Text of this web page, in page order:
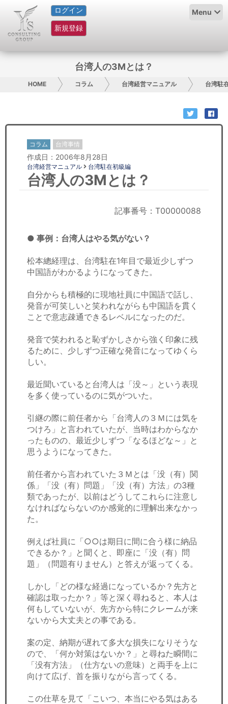
ログイン
新規登録
Menu
HOME
サービス紹介
グループ概要
日本人にPR
コンサルティング
経済ニュース
ＩＴ
台湾人の3Mとは？
HOME コラム 台湾経営マニュアル 台湾駐
コラム 台湾事情
作成日：2006年8月28日
台湾経営マニュアル 台湾駐在初級編
台湾人の3Mとは？
記事番号：T00000088
● 事例：台湾人はやる気がない？
松本總経理は、台湾駐在1年目で最近少しずつ
中国語がわかるようになってきた。
自分からも積極的に現地社員に中国語で話し、
発音が可笑しいと笑われながらも中国語を貫く
ことで意志疎通できるレベルになったのだ。
発音で笑われると恥ずかしさから強く印象に残
るために、少しずつ正確な発音になってゆくら
しい。
最近聞いていると台湾人は「没～」という表現
を多く使っているのに気がついた。
引継の際に前任者から「台湾人の３Ｍには気を
つけろ」と言われていたが、当時はわからなか
ったものの、最近少しずつ「なるほどな～」と
思うようになってきた。
前任者から言われていた３Ｍとは「没（有）関
係」「没（有）問題」「没（有）方法」の3種
類であったが、以前はどうしてこれらに注意し
なければならないのか感覚的に理解出来なかっ
た。
例えば社員に「○○は期日に間に合う様に納品
できるか？」と聞くと、即座に「没（有）問
題」（問題有りません）と答えが返ってくる。
しかし「どの様な経過になっているか？先方と
確認は取ったか？」等と深く尋ねると、本人は
何もしていないが、先方から特にクレームが来
ないから大丈夫との事である。
案の定、納期が遅れて多大な損失になりそうな
ので、「何か対策はないか？」と尋ねた瞬間に
「没有方法」（仕方ないの意味）と両手を上に
向けて広げ、首を振りながら言ってくる。
この仕草を見て「こいつ、本当にやる気はある